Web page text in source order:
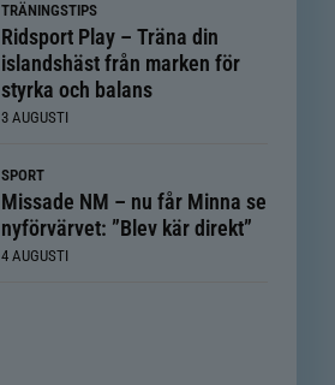
TRÄNINGSTIPS
Ridsport Play – Träna din
islandshäst från marken för
styrka och balans
3 AUGUSTI
SPORT
Missade NM – nu får Minna se
nyförvärvet: ”Blev kär direkt”
4 AUGUSTI